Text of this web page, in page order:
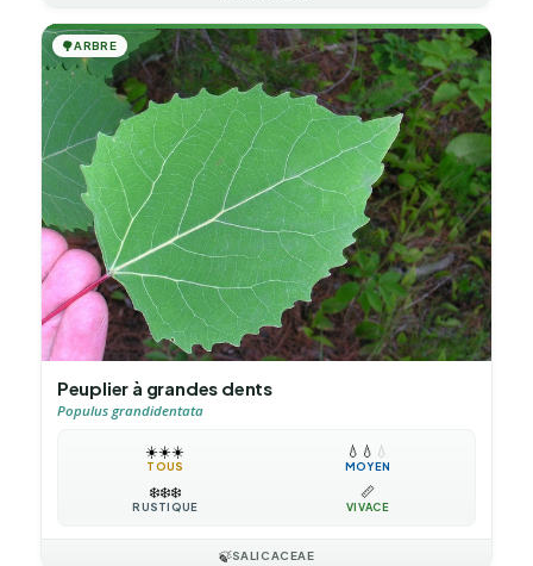
🌳ARBRE
Peuplier à grandes dents
Populus grandidentata
☀️☀️☀️
TOUS
💧 💧 💧
MOYEN
❄️❄️❄️
RUSTIQUE
📏
VIVACE
🍃SALICACEAE